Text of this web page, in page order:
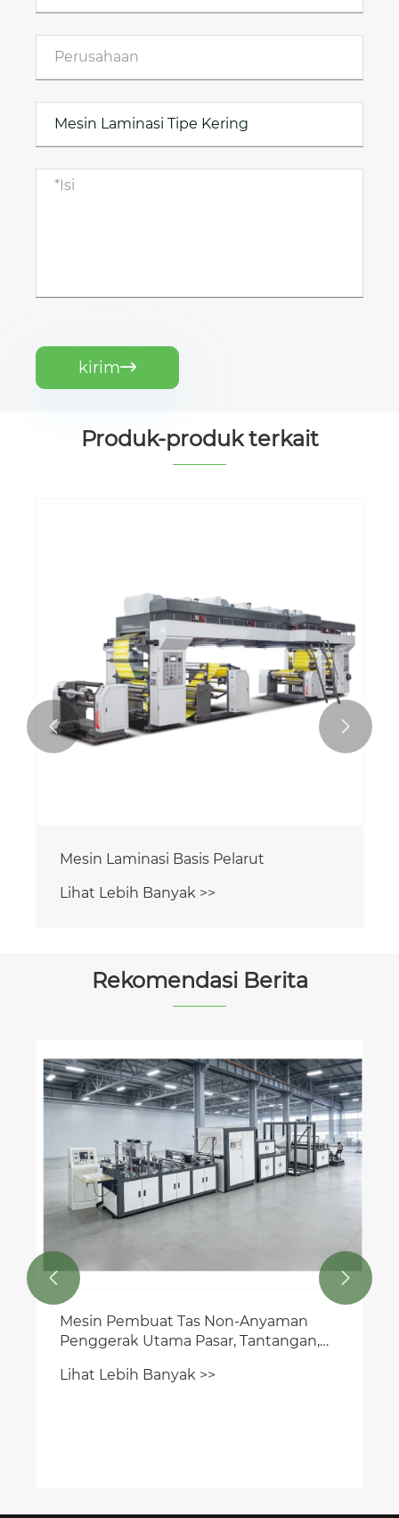
kirim
Produk-produk terkait
Mesin Laminasi Basis Pelarut
Lihat Lebih Banyak >>
 
Rekomendasi Berita
Apa itu Mesin Pemotong Silang Presisi
Tinggi Sepenuhnya Otomatis？
Lihat Lebih Banyak >>
 